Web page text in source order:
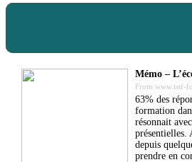
Mémo –
From www.istf-
63% des
formation
résonnait
présentielles.
depuis
prendre en